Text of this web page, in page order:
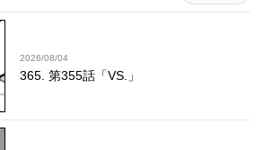
2026/08/04
365. 第355話「VS.」